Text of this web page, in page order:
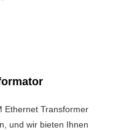
Ethernet Transformer
und wir bieten Ihnen